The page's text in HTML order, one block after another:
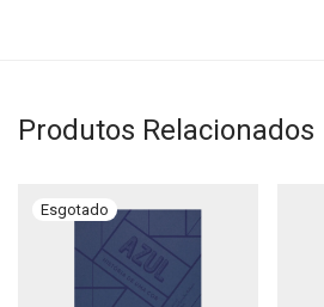
Produtos Relacionados